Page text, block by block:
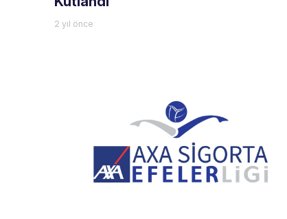
2 yıl önce